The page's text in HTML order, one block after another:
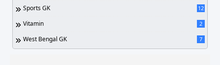
Sports GK 12
Vitamin 2
West Bengal GK 7